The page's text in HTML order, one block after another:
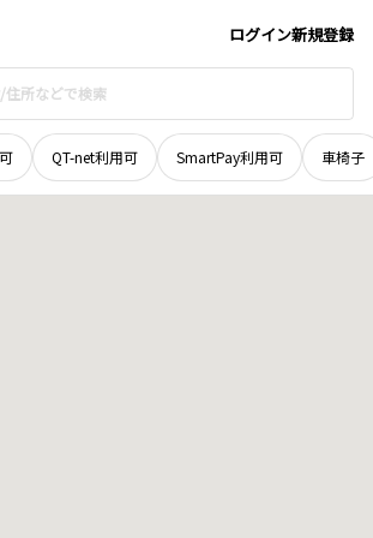
ログイン新規登録
QT-net利用可 SmartPay利用可 車椅子